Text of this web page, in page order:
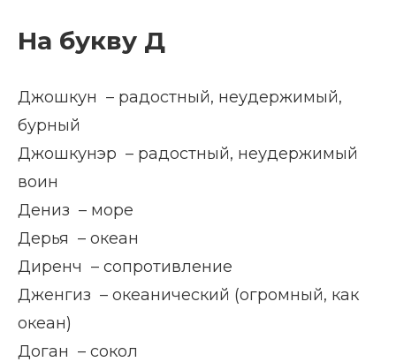
На букву Д
Джошкун – радостный, неудержимый,
бурный
Джошкунэр – радостный, неудержимый
воин
Дениз – море
Дерья – океан
Диренч – сопротивление
Дженгиз – океанический (огромный, как
океан)
Доган – сокол